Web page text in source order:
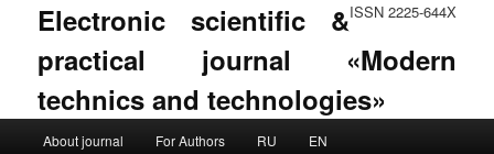
ISSN 2225-644X
Electronic scientific &
practical journal «Modern
technics and technologies»
Skip to primary content
Skip to secondary content
About journal For Authors RU EN